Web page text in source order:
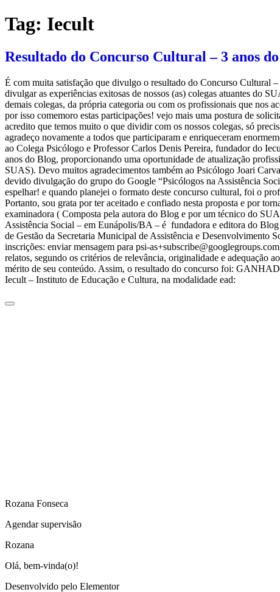
Ir
para
conteúdo
Tag: Iecult
Resultado do Concurso Cultural – 3 anos
É com muita satisfação que divulgo o resultado do Concurso Cultural
divulgar as experiências exitosas de nossos (as) colegas atuantes do
demais colegas, da própria categoria ou com os profissionais que nos
por isso comemoro estas participações! vejo mais uma postura de
acredito que temos muito o que dividir com os nossos colegas, só
agradeço novamente a todos que participaram e enriqueceram
ao Colega Psicólogo e Professor Carlos Denis Pereira, fundador do
anos do Blog, proporcionando uma oportunidade de atualização
SUAS). Devo muitos agradecimentos também ao Psicólogo Joari
devido divulgação do grupo do Google “Psicólogos na Assistência
espelhar! e quando planejei o formato deste concurso cultural, foi o
Portanto, sou grata por ter aceitado e confiado nesta proposta e por
examinadora ( Composta pela autora do Blog e por um técnico do
Assistência Social – em Eunápolis/BA – é fundadora e editora do
de Gestão da Secretaria Municipal de Assistência e Desenvolvimento
inscrições: enviar mensagem para psi-
relatos, segundo os critérios de relevância, originalidade e adequação
mérito de seu conteúdo. Assim, o resultado do concurso foi:
Iecult – Instituto de Educação e Cultura, na modalidade ead:
Rozana Fonseca
Agendar supervisão
Rozana
Olá, bem-vinda(o)!
Desenvolvido pelo Elementor